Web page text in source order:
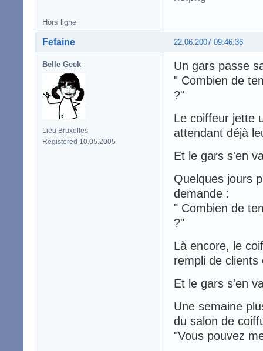
Hors ligne
22.06.2007 09:46:36
Fefaine
Belle Geek
Lieu Bruxelles
Registered 10.05.2005
Un gars passe
" Combien de
?"
Le coiffeur jette
attendant déjà
Et le gars s'en
Quelques jours
demande :
" Combien de
?"
Là encore, le
rempli de
Et le gars s'en
Une semaine
du salon de
"Vous pouvez